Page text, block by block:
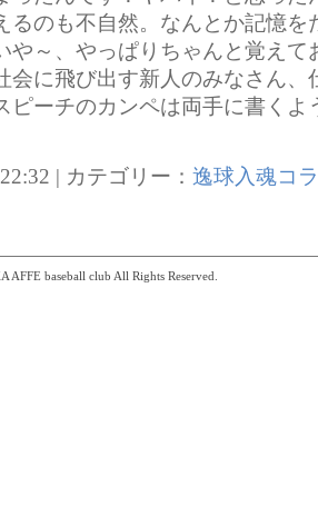
るのも不自然。なんとか記憶を
や～、やっぱりちゃんと覚えて
会に飛び出す新人のみなさん、
ピーチのカンペは両手に書くよ
| カテゴリー： 逸球入魂コ
baseball club All Rights Reserved.